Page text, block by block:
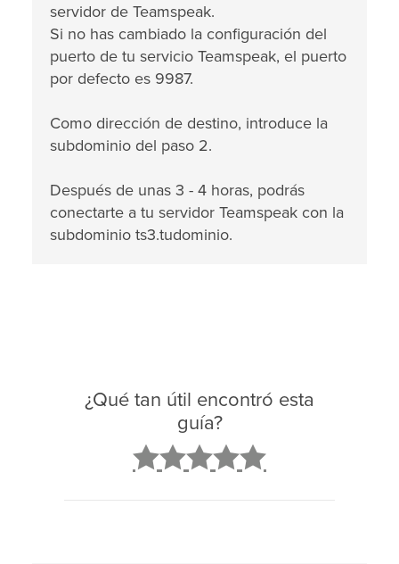
servidor de Teamspeak.
Si no has cambiado la configuración del
puerto de tu servicio Teamspeak, el puerto
por defecto es 9987.
Como dirección de destino, introduce la
subdominio del paso 2.
Después de unas 3 - 4 horas, podrás
conectarte a tu servidor Teamspeak con la
subdominio ts3.tudominio.
¿Qué tan útil encontró esta
guía?